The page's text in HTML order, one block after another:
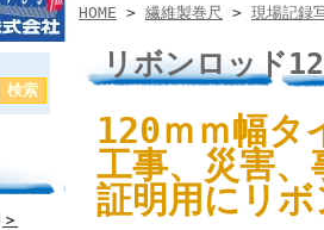
＞
HOME > 繊維製巻尺 > 現場記録
リボンロッド
120ｍｍ幅
工事、災害
証明用にリ